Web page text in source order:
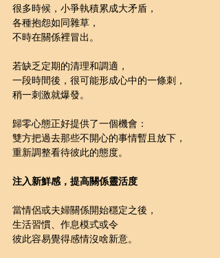
很多時候，小爭執積累成大矛盾，
各種抱怨如同雜草，
不時在關係裡冒出。
若缺乏定期的清理和調適，
一段時間後，很可能形成心中的一條刺，
稍一刺激就爆發。
歸零心態正好提供了一個機會：
雙方把過去那些不開心的事情暫且放下，
重新調整看待彼此的態度。
注入新鮮感，提高關係靈活度
當情侶或夫婦關係開始穩定之後，
生活習慣、作息模式或令
彼此容易覺得感情沒啥新意。